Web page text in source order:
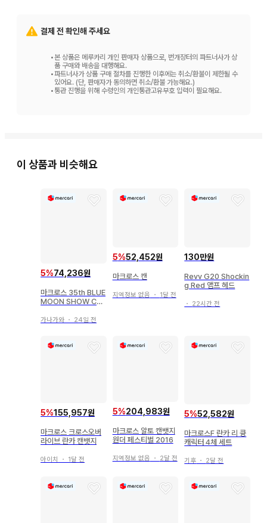
결제 전 확인해 주세요
•본 상품은 메루카리 개인 판매자 상품으로, 번개장터의 파트너사가 상
품 구매와 배송을 대행해요.
•파트너사가 상품 구매 절차를 진행한 이후에는 취소/환불이 제한될 수
있어요. (단, 판매자가 동의하면 취소/환불 가능해요.)
•통관 진행을 위해 수령인의 개인통관고유부호 입력이 필요해요.
이 상품과 비슷해요
5%74,236원
마크로스 35th BLUE
MOON SHOW CA
가나가와 ・ 24일 전
5%52,452원
마크로스 캔
지역정보 없음 ・ 1달 전
130만원
Revv G20 Shockin
g Red 앰프 헤드
・ 22시간 전
5%155,957원
마크로스 크로스오버
라이브 란카 캔뱃지
아이치 ・ 1달 전
5%204,983원
마크로스 알토 캔뱃지
원더 페스티벌 2016
지역정보 없음 ・ 2달 전
5%52,582원
마크로스F 란카 리 큥
캐릭터 4체 세트
기후 ・ 2달 전